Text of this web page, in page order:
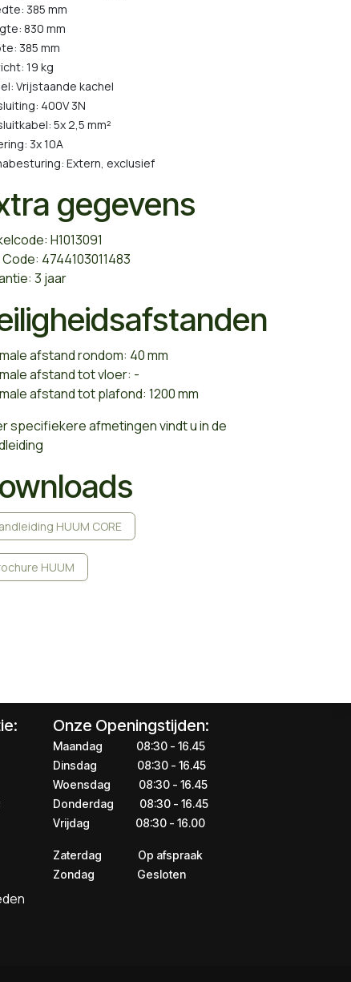
385 mm
830 mm
385 mm
19 kg
Vrijstaande kachel
400V 3N
5x 2,5 mm²
3x 10A
Extern, exclusief
gegevens
H1013091
Code: 4744103011483
3 jaar
afstand rondom: 40 mm
afstand tot vloer: -
afstand tot plafond: 1200 mm
specifiekere afmetingen vindt u in de
HUUM CORE
HUUM
Onze Openingstijden:
Maandag
​​​08:30 - 16.45​
Dinsdag
​​​​08:30 - 16.45
Woensdag
​08:30 - 16.45
Donderdag
​​​​​08:30 - 16.45
Vrijdag
​​​​​08:30 - 16.00
Zaterdag
​​Op afspraak
Zondag
​​Gesloten